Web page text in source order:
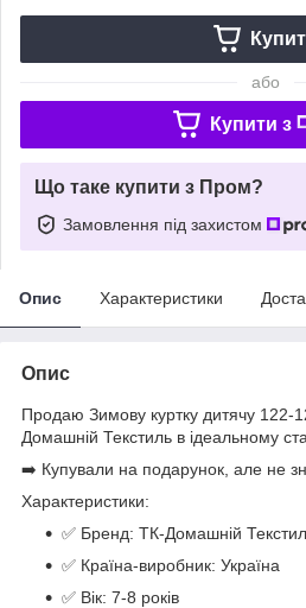
або
Купити з
Що таке купити з Пром?
Замовлення під захистом
Опис Характеристики
Опис
Продаю Зимову куртку дитячу 122-
Домашній Текстиль в ідеальному
➡️ Купували на подарунок, але не
Характеристики:
✅ Бренд: ТК-Домашній
✅ Країна-виробник: Україна
✅ Вік: 7-8 років